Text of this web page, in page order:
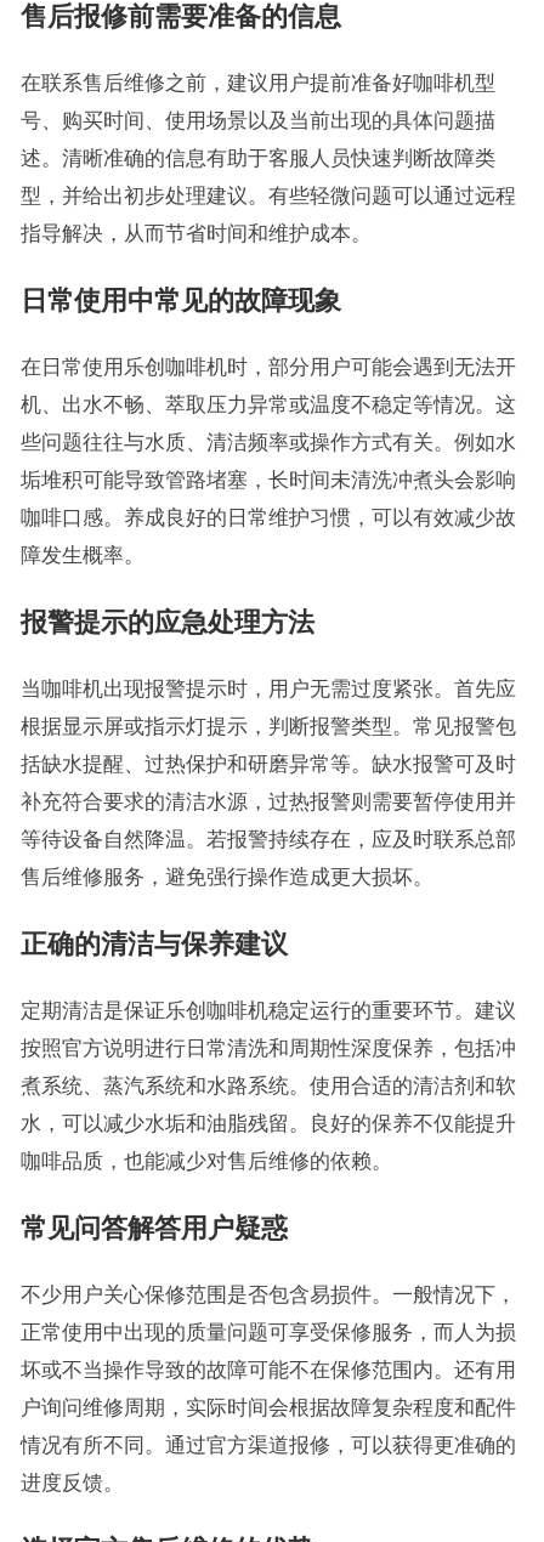
售后报修前需要准备的信息
在联系售后维修之前，建议用户提前准备好咖啡机型
号、购买时间、使用场景以及当前出现的具体问题描
述。清晰准确的信息有助于客服人员快速判断故障类
型，并给出初步处理建议。有些轻微问题可以通过远程
指导解决，从而节省时间和维护成本。
日常使用中常见的故障现象
在日常使用乐创咖啡机时，部分用户可能会遇到无法开
机、出水不畅、萃取压力异常或温度不稳定等情况。这
些问题往往与水质、清洁频率或操作方式有关。例如水
垢堆积可能导致管路堵塞，长时间未清洗冲煮头会影响
咖啡口感。养成良好的日常维护习惯，可以有效减少故
障发生概率。
报警提示的应急处理方法
当咖啡机出现报警提示时，用户无需过度紧张。首先应
根据显示屏或指示灯提示，判断报警类型。常见报警包
括缺水提醒、过热保护和研磨异常等。缺水报警可及时
补充符合要求的清洁水源，过热报警则需要暂停使用并
等待设备自然降温。若报警持续存在，应及时联系总部
售后维修服务，避免强行操作造成更大损坏。
正确的清洁与保养建议
定期清洁是保证乐创咖啡机稳定运行的重要环节。建议
按照官方说明进行日常清洗和周期性深度保养，包括冲
煮系统、蒸汽系统和水路系统。使用合适的清洁剂和软
水，可以减少水垢和油脂残留。良好的保养不仅能提升
咖啡品质，也能减少对售后维修的依赖。
常见问答解答用户疑惑
不少用户关心保修范围是否包含易损件。一般情况下，
正常使用中出现的质量问题可享受保修服务，而人为损
坏或不当操作导致的故障可能不在保修范围内。还有用
户询问维修周期，实际时间会根据故障复杂程度和配件
情况有所不同。通过官方渠道报修，可以获得更准确的
进度反馈。